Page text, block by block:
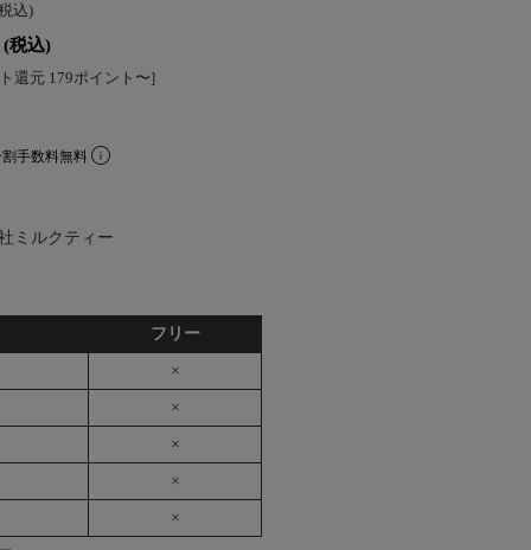
込)
(税込)
還元 179ポイント〜]
手数料無料
ミルクティー
フリー
×
×
×
×
×